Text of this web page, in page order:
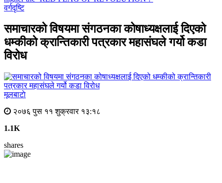
वर्गदृष्टि
समाचारको विषयमा संगठनका कोषाध्यक्षलाई दिएको
धम्कीको क्रान्तिकारी पत्रकार महासंघले गर्यो कडा
विरोध
मूलबाटाे
२०७६ पुस ११ शुक्रवार १३:१८
1.1K
shares